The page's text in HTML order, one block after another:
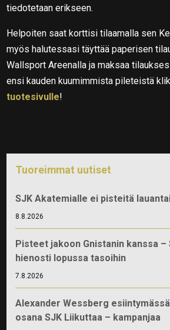
tiedotetaan erikseen.
Helpoiten saat korttisi tilaamalla sen
myös halutessasi täyttää paperisen
Wallsport Areenalla ja maksaa
ensi kauden kuumimmista pileteistä
tuotesivulle!
Tuoreimmat uutiset
SJK Akatemialle ei pisteitä
8.8.2026
Pisteet jakoon Gnistanin kanssa –
hienosti lopussa tasoihin
7.8.2026
Alexander Wessberg
osana SJK Liikuttaa – kampanjaa